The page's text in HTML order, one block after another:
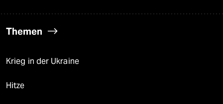
Themen
Krieg in der Ukraine
Hitze